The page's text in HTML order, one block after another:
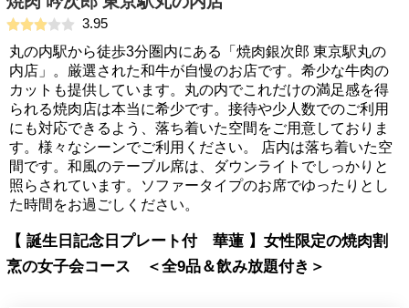
3.95
丸の内駅から徒歩3分圏内にある「焼肉銀次郎 東京駅丸の
内店」。厳選された和牛が自慢のお店です。希少な牛肉の
カットも提供しています。丸の内でこれだけの満足感を得
られる焼肉店は本当に希少です。接待や少人数でのご利用
にも対応できるよう、落ち着いた空間をご用意しておりま
す。様々なシーンでご利用ください。 店内は落ち着いた空
間です。和風のテーブル席は、ダウンライトでしっかりと
照らされています。ソファータイプのお席でゆったりとし
た時間をお過ごしください。
【 誕生日記念日プレート付 華蓮 】女性限定の焼肉割
烹の女子会コース ＜全9品＆飲み放題付き＞